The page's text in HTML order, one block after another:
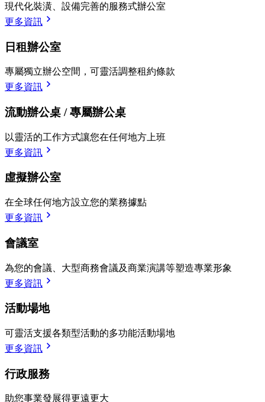
現代化裝潢、設備完善的服務式辦公室
更多資訊
日租辦公室
專屬獨立辦公空間，可靈活調整租約條款
更多資訊
流動辦公桌 / 專屬辦公桌
以靈活的工作方式讓您在任何地方上班
更多資訊
虛擬辦公室
在全球任何地方設立您的業務據點
更多資訊
會議室
為您的會議、大型商務會議及商業演講等塑造專業形象
更多資訊
活動場地
可靈活支援各類型活動的多功能活動場地
更多資訊
行政服務
助您事業發展得更遠更大